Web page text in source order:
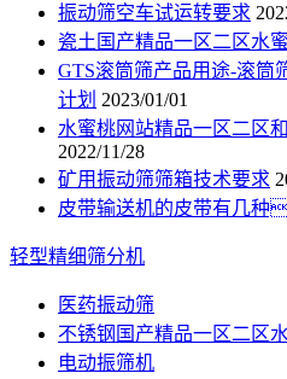
振动筛空车试运转要求
瓷土国产精品一区二区水
GTS滚筒筛产品用途-滚筒
计划 2023/01/01
水蜜桃网站精品一区二区
2022/11/28
矿用振动筛筛箱技术要求
皮带输送机的皮带有几
轻型精细筛分机
医药振动筛
不锈钢国产精品一区二区
电动振筛机